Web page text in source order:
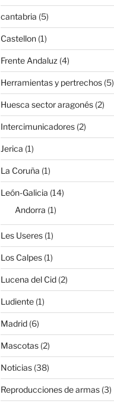
cantabria (5)
Castellon(1)
Frente Andaluz (4)
Herramientas y pertrechos(5)
Huesca sector aragonés(2)
Intercimunicadores(2)
Jerica (1)
La Coruña (1)
León-Galicia (14)
Andorra (1)
Les Useres(1)
Los Calpes(1)
Lucena del Cid(2)
Ludiente(1)
Madrid(6)
Mascotas(2)
Noticias(38)
Reproducciones de armas(3)